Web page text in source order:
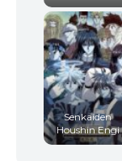
Senkaiden
Houshin Engi